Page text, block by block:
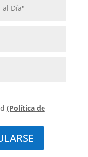
(Política de